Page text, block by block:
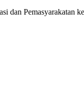
dan Pemasyarakatan